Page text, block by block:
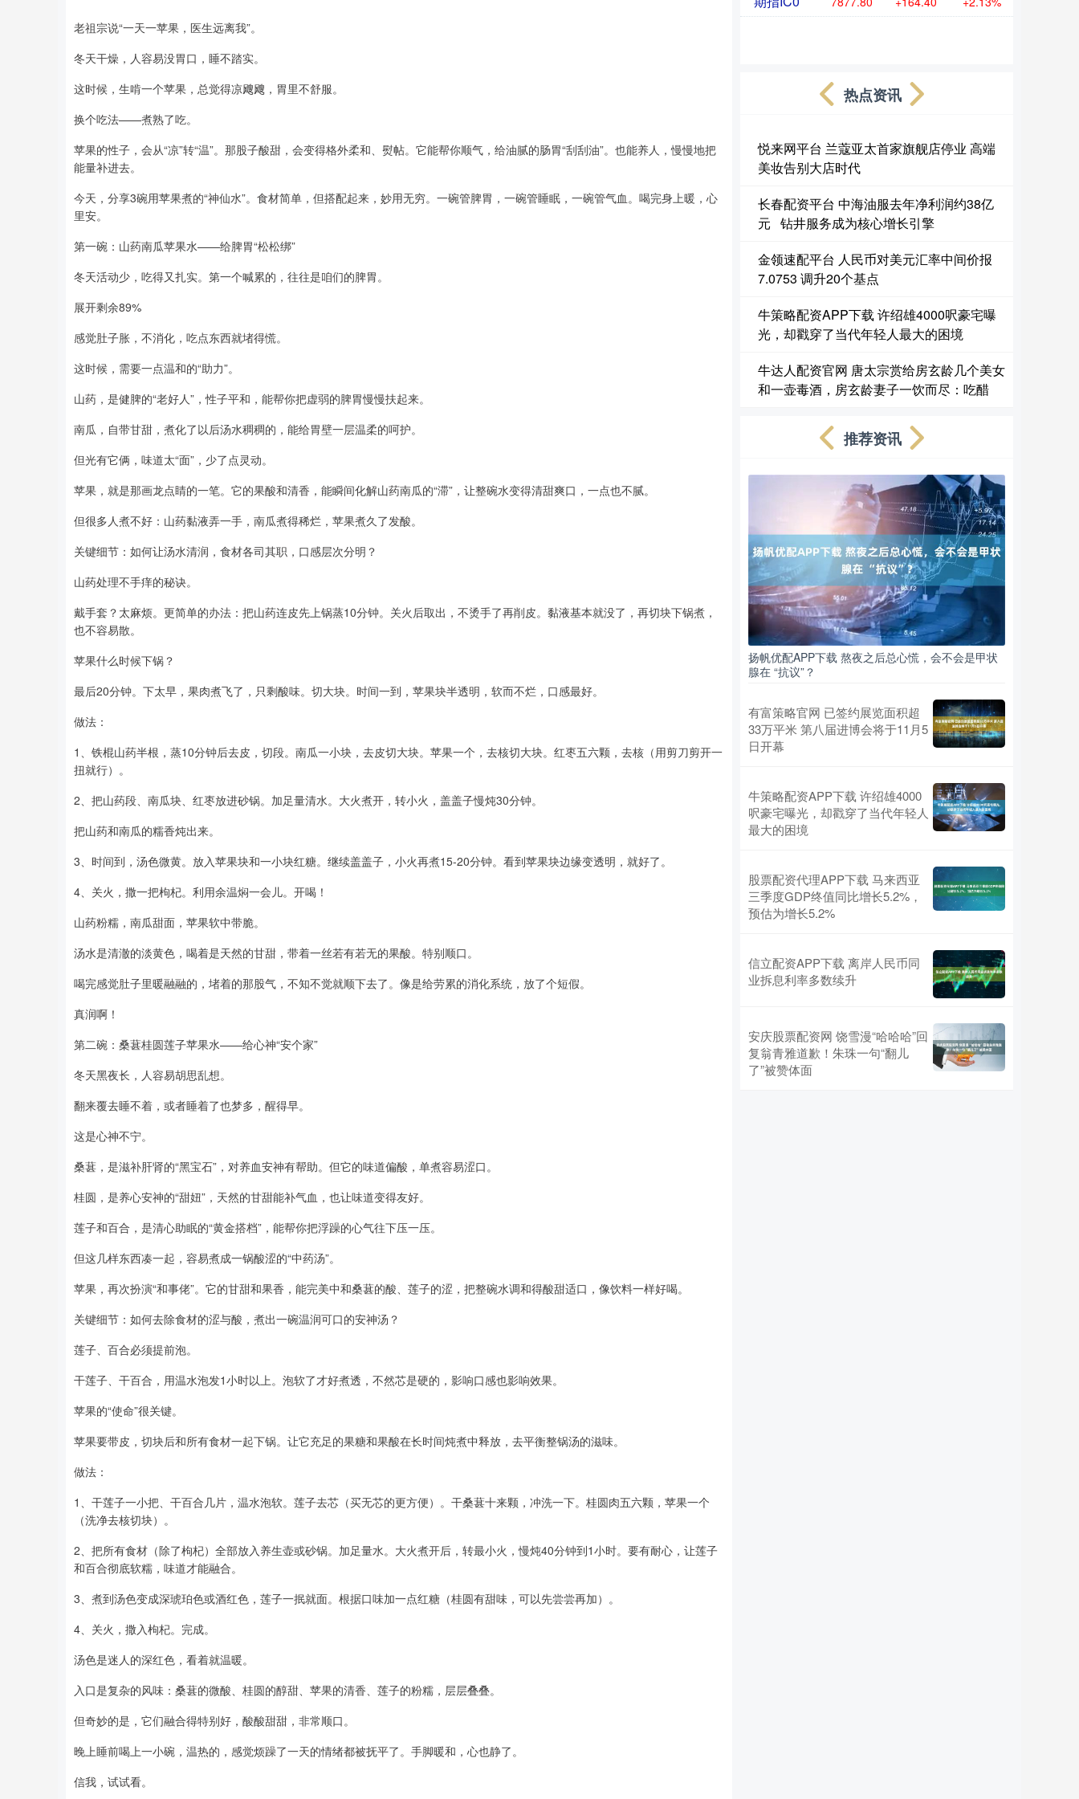
老祖宗说“一天一苹果，医生远离我”。
冬天干燥，人容易没胃口，睡不踏实。
这时候，生啃一个苹果，总觉得凉飕飕，胃里不舒服。
换个吃法——煮熟了吃。
苹果的性子，会从“凉”转“温”。那股子酸甜，会变得格外柔和、熨帖。它能帮你顺气，给油腻的肠胃“刮刮油”。也能养人，慢慢地把
能量补进去。
今天，分享3碗用苹果煮的“神仙水”。食材简单，但搭配起来，妙用无穷。一碗管脾胃，一碗管睡眠，一碗管气血。喝完身上暖，心
里安。
第一碗：山药南瓜苹果水——给脾胃“松松绑”
冬天活动少，吃得又扎实。第一个喊累的，往往是咱们的脾胃。
展开剩余89%
感觉肚子胀，不消化，吃点东西就堵得慌。
这时候，需要一点温和的“助力”。
山药，是健脾的“老好人”，性子平和，能帮你把虚弱的脾胃慢慢扶起来。
南瓜，自带甘甜，煮化了以后汤水稠稠的，能给胃壁一层温柔的呵护。
但光有它俩，味道太“面”，少了点灵动。
苹果，就是那画龙点睛的一笔。它的果酸和清香，能瞬间化解山药南瓜的“滞”，让整碗水变得清甜爽口，一点也不腻。
但很多人煮不好：山药黏液弄一手，南瓜煮得稀烂，苹果煮久了发酸。
关键细节：如何让汤水清润，食材各司其职，口感层次分明？
山药处理不手痒的秘诀。
戴手套？太麻烦。更简单的办法：把山药连皮先上锅蒸10分钟。关火后取出，不烫手了再削皮。黏液基本就没了，再切块下锅煮，
也不容易散。
苹果什么时候下锅？
最后20分钟。下太早，果肉煮飞了，只剩酸味。切大块。时间一到，苹果块半透明，软而不烂，口感最好。
做法：
1、铁棍山药半根，蒸10分钟后去皮，切段。南瓜一小块，去皮切大块。苹果一个，去核切大块。红枣五六颗，去核（用剪刀剪开一
扭就行）。
2、把山药段、南瓜块、红枣放进砂锅。加足量清水。大火煮开，转小火，盖盖子慢炖30分钟。
把山药和南瓜的糯香炖出来。
3、时间到，汤色微黄。放入苹果块和一小块红糖。继续盖盖子，小火再煮15-20分钟。看到苹果块边缘变透明，就好了。
4、关火，撒一把枸杞。利用余温焖一会儿。开喝！
山药粉糯，南瓜甜面，苹果软中带脆。
汤水是清澈的淡黄色，喝着是天然的甘甜，带着一丝若有若无的果酸。特别顺口。
喝完感觉肚子里暖融融的，堵着的那股气，不知不觉就顺下去了。像是给劳累的消化系统，放了个短假。
真润啊！
第二碗：桑葚桂圆莲子苹果水——给心神“安个家”
冬天黑夜长，人容易胡思乱想。
翻来覆去睡不着，或者睡着了也梦多，醒得早。
这是心神不宁。
桑葚，是滋补肝肾的“黑宝石”，对养血安神有帮助。但它的味道偏酸，单煮容易涩口。
桂圆，是养心安神的“甜妞”，天然的甘甜能补气血，也让味道变得友好。
莲子和百合，是清心助眠的“黄金搭档”，能帮你把浮躁的心气往下压一压。
但这几样东西凑一起，容易煮成一锅酸涩的“中药汤”。
苹果，再次扮演“和事佬”。它的甘甜和果香，能完美中和桑葚的酸、莲子的涩，把整碗水调和得酸甜适口，像饮料一样好喝。
关键细节：如何去除食材的涩与酸，煮出一碗温润可口的安神汤？
莲子、百合必须提前泡。
干莲子、干百合，用温水泡发1小时以上。泡软了才好煮透，不然芯是硬的，影响口感也影响效果。
苹果的“使命”很关键。
苹果要带皮，切块后和所有食材一起下锅。让它充足的果糖和果酸在长时间炖煮中释放，去平衡整锅汤的滋味。
做法：
1、干莲子一小把、干百合几片，温水泡软。莲子去芯（买无芯的更方便）。干桑葚十来颗，冲洗一下。桂圆肉五六颗，苹果一个
（洗净去核切块）。
2、把所有食材（除了枸杞）全部放入养生壶或砂锅。加足量水。大火煮开后，转最小火，慢炖40分钟到1小时。要有耐心，让莲子
和百合彻底软糯，味道才能融合。
3、煮到汤色变成深琥珀色或酒红色，莲子一抿就面。根据口味加一点红糖（桂圆有甜味，可以先尝尝再加）。
4、关火，撒入枸杞。完成。
汤色是迷人的深红色，看着就温暖。
入口是复杂的风味：桑葚的微酸、桂圆的醇甜、苹果的清香、莲子的粉糯，层层叠叠。
但奇妙的是，它们融合得特别好，酸酸甜甜，非常顺口。
晚上睡前喝上一小碗，温热的，感觉烦躁了一天的情绪都被抚平了。手脚暖和，心也静了。
信我，试试看。
热点资讯
悦来网平台 兰蔻亚太首家旗舰店停业 高端
美妆告别大店时代
长春配资平台 中海油服去年净利润约38亿
元 钻井服务成为核心增长引擎
金领速配平台 人民币对美元汇率中间价报
7.0753 调升20个基点
牛策略配资APP下载 许绍雄4000呎豪宅曝
光，却戳穿了当代年轻人最大的困境
牛达人配资官网 唐太宗赏给房玄龄几个美女
和一壶毒酒，房玄龄妻子一饮而尽：吃醋
推荐资讯
扬帆优配APP下载 熬夜之后总心慌，会不会是甲状
腺在 “抗议”？
有富策略官网 已签约展览面积超
33万平米 第八届进博会将于11月5
日开幕
牛策略配资APP下载 许绍雄4000
呎豪宅曝光，却戳穿了当代年轻人
最大的困境
股票配资代理APP下载 马来西亚
三季度GDP终值同比增长5.2%，
预估为增长5.2%
信立配资APP下载 离岸人民币同
业拆息利率多数续升
安庆股票配资网 饶雪漫“哈哈哈”回
复翁青雅道歉！朱珠一句“翻儿
了”被赞体面